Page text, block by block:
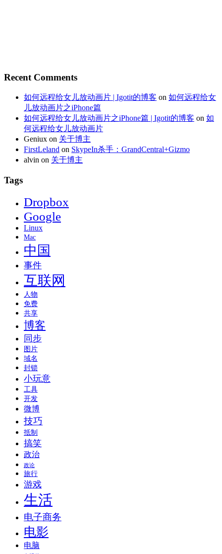
Recent Comments
如何远程给女儿放动画片 | Igotit的博客 on 如何远程给女
儿放动画片之iPhone篇
如何远程给女儿放动画片之iPhone篇 | Igotit的博客 on 如
何远程给女儿放动画片
Geniux on 关于博主
FirstLeland on SkypeIn杀手：GrandCentral+Gizmo
alvin on 关于博主
Tags
Dropbox
Google
Linux
Mac
中国
事件
互联网
人物
免费
共享
博客
同步
图片
域名
封锁
小玩意
工具
开发
微博
技巧
抵制
搞笑
政治
政论
旅行
游戏
生活
电子商务
电影
电脑